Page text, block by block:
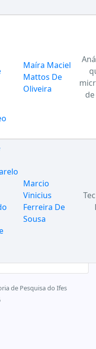
Maíra Maciel
Mattos De
Oliveira
Marcio
Vinicius
Ferreira De
Sousa
de Pesquisa do Ifes